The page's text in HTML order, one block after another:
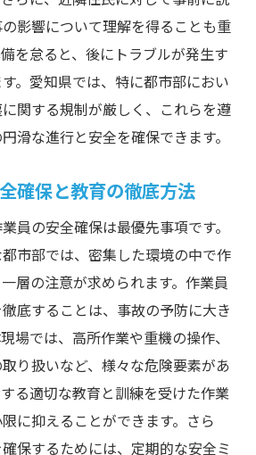
テップ
制の構築と継続的な改善
立案とリスクアセスメント
全パトロールとその効果
体業界での最新技術導入
できる解体業者の選び方とトラ
者訪問と対面での打ち合わせ
認ポイントと交渉術
解体業者選びにおける注意事項
イトと口コミの活用法
影響について理解を得ることも重
を怠ると、後にトラブルが発生す
。愛知県では、特に都市部におい
関する規制が厳しく、これらを遵
滑な進行と安全を確保できます。
確保と教育の徹底方法
員の安全確保は最優先事項です。
市部では、密集した環境の中で作
層の注意が求められます。作業員
底することは、事故の予防に大き
場では、高所作業や重機の操作、
り扱いなど、様々な危険要素があ
る適切な教育と訓練を受けた作業
に抑えることができます。さら
保するためには、定期的な安全ミ